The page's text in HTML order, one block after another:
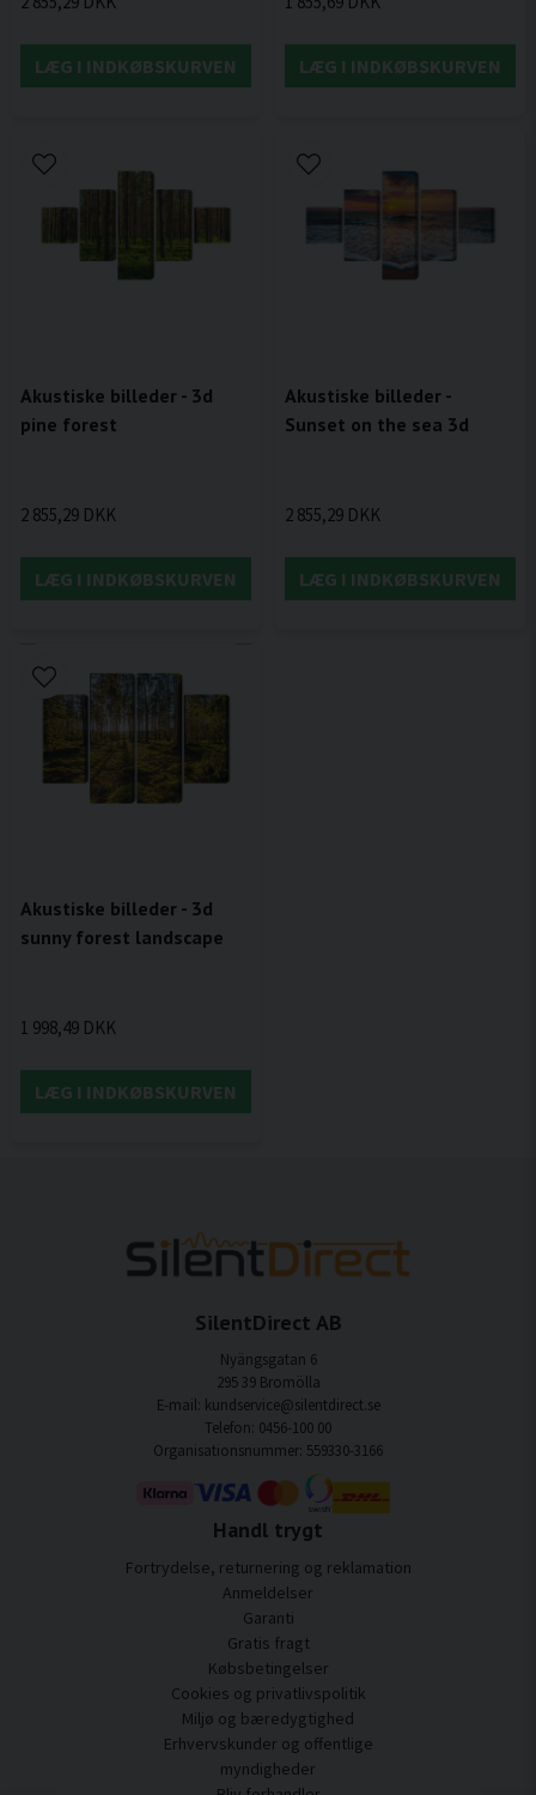
LÆG I INDKØBSKURVEN LÆG I INDKØBSKURVEN
Akustiske billeder - 3d
pine forest
2 855,29 DKK
LÆG I INDKØBSKURVEN
Akustiske billeder -
Sunset on the sea 3d
2 855,29 DKK
LÆG I INDKØBSKURVEN
Akustiske billeder - 3d
sunny forest landscape
1 998,49 DKK
LÆG I INDKØBSKURVEN
SilentDirect AB
Nyängsgatan 6
295 39 Bromölla
E-mail: kundservice@silentdirect.se
Telefon: 0456-100 00
Organisationsnummer: 559330-3166
Handl trygt
Fortrydelse, returnering og reklamation
Anmeldelser
Garanti
Gratis fragt
Købsbetingelser
Cookies og privatlivspolitik
Miljø og bæredygtighed
Erhvervskunder og offentlige
myndigheder